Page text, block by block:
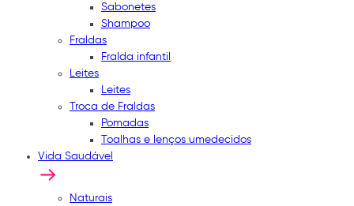
Sabonetes
Shampoo
Fraldas
Fralda infantil
Leites
Leites
Troca de Fraldas
Pomadas
Toalhas e lenços umedecidos
Vida Saudável
Naturais